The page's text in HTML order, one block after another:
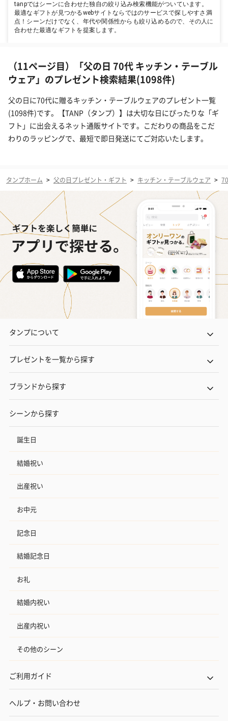
tanpではシーンに合わせた独自の絞り込み検索機能がついています。
最適なギフトが見つかるwebサイトならではのサービスで探しやすさ満
点！シーンだけでなく、年代や関係性からも絞り込めるので、その人に
合わせた最適なギフトを提案します。
（11ページ目）「父の日 70代 キッチン・テーブル
ウェア」のプレゼント検索結果(1098件)
父の日に70代に贈るキッチン・テーブルウェアのプレゼント一覧
(1098件)です。【TANP（タンプ）】は大切な日にぴったりな「ギ
フト」に出会えるネット通販サイトです。こだわりの商品をこだ
わりのラッピングで、最短で即日発送にてご対応いたします。
タンプホーム > 父の日プレゼント・ギフト > キッチン・テーブルウェア >
タンプについて
プレゼントを一覧から探す
ブランドから探す
シーンから探す
誕生日
結婚祝い
出産祝い
お中元
記念日
結婚記念日
お礼
結婚内祝い
出産内祝い
その他のシーン
ご利用ガイド
ヘルプ・お問い合わせ